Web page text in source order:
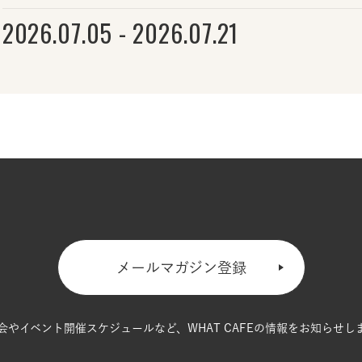
2026.07.05 - 2026.07.21
メールマガジン登録
やイベント開催スケジュールなど、 WHAT CAFEの情報をお知らせし